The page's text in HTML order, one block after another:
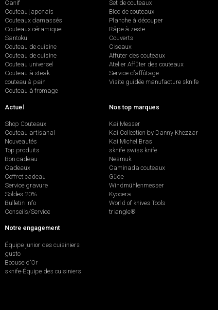
Canif
Couteau japonais
Couteaux damassés
Couteaux céramique
Santoku
Couteau de cuisine
Couteau de cuisine
Couteau universel
Couteau à steak
couteau à pain
Couteau à fromage
Set de couteaux
Bloc de couteaux
Planche à découper
Râpe à zeste
Couverts
Ciseaux
Affûter des couteaux
Atelier Affûter des couteaux
Service d’affûtage
Visite guidée manufacture sknife
Actuel
Shop Couteaux
Couteau artisanal
Nouveautés
Top produits
Bon cadeau
Cadeaux
Coffret cadeau
Service gravure
Soldes 20%
Bulletin info
Conseils/Service
Nos top marques
Kai Messer
Kai Collection by Danny Khezzar
Kai Michel Bras
sknife swiss knife
Nesmuk
Caminada couteaux
Güde
Windmühlenmesser
Kyocera
World of knives Tools
triangle®
Notre engagement
Équipe junior des cuisiniers
gusto
Bocuse d'Or
sknife-Équipe des cuisiniers